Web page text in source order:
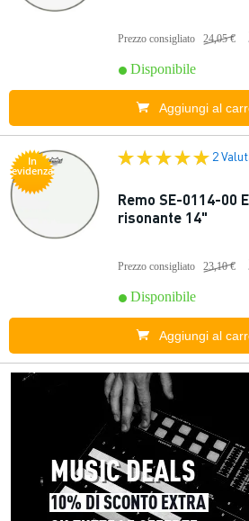
Prezzo consigliato 24,05 €
Disponibile
Aggiungi al
In
evidenza
2
Remo SE-0114-00
risonante 14"
Prezzo consigliato 23,10 €
Disponibile
Aggiungi al